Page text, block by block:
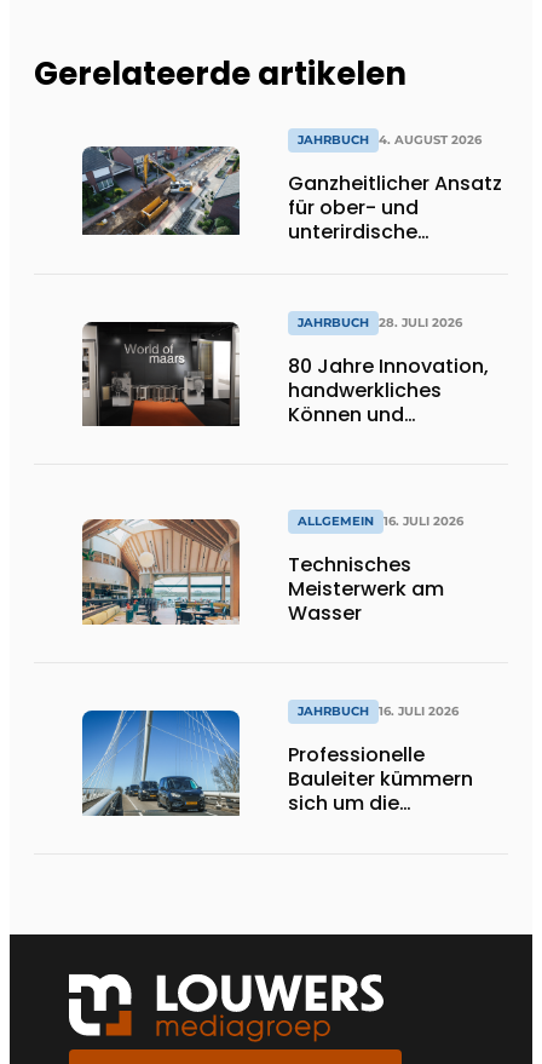
Gerelateerde artikelen
JAHRBUCH 4. AUGUST 2026
Ganzheitlicher Ansatz
für ober- und
unterirdische
JAHRBUCH 28. JULI 2026
80 Jahre Innovation,
handwerkliches
Können und
ALLGEMEIN 16. JULI 2026
Technisches
Meisterwerk am
Wasser
JAHRBUCH 16. JULI 2026
Professionelle
Bauleiter kümmern
sich um die